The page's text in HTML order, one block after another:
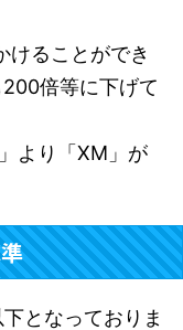
ることができ
倍等に下げて
より「XM」が
となっておりま